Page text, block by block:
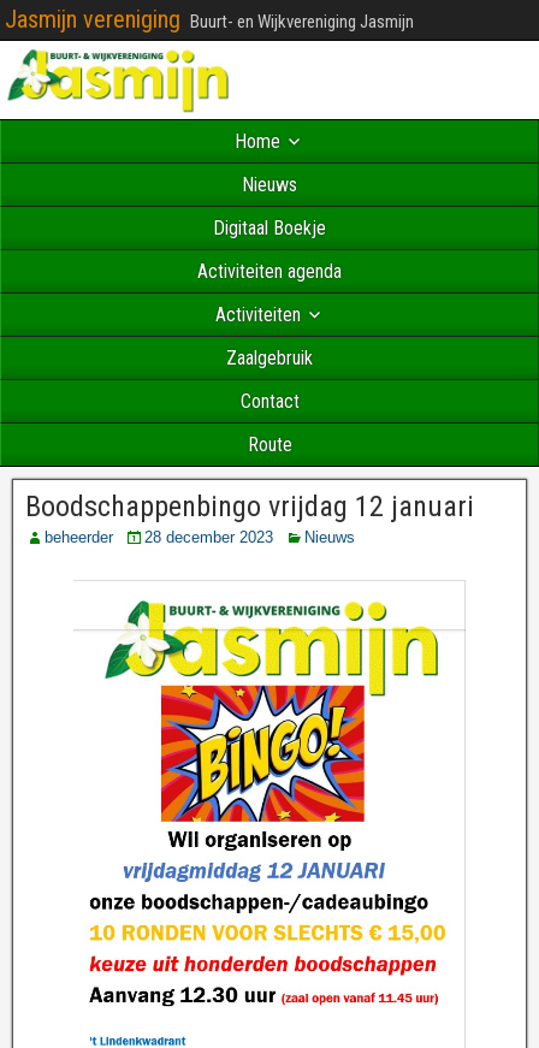
Jasmijn vereniging Buurt- en Wijkvereniging Jasmijn
Home
Nieuws
Digitaal Boekje
Activiteiten agenda
Activiteiten
Zaalgebruik
Contact
Route
Boodschappenbingo vrijdag 12 januari
beheerder 28 december 2023 Nieuws